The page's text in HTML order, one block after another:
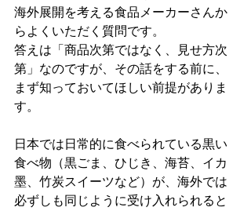
海外展開を考える食品メーカーさんか
らよくいただく質問です。
答えは「商品次第ではなく、見せ方次
第」なのですが、その話をする前に、
まず知っておいてほしい前提がありま
す。
日本では日常的に食べられている黒い
食べ物（黒ごま、ひじき、海苔、イカ
墨、竹炭スイーツなど）が、海外では
必ずしも同じように受け入れられると